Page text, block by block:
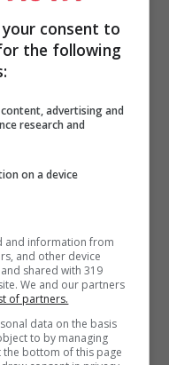
salata,
padella coi
sale e pepe.
levate il nocciolo
sul riso per
consent to
the following
advertising and
research and
on a device
and information from
and other device
shared with 319
We and our partners
of partners.
data on the basis
to by managing
bottom of this page